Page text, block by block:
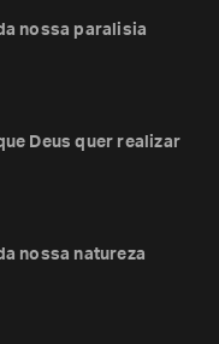
nossa paralisia
Deus quer realizar
nossa natureza